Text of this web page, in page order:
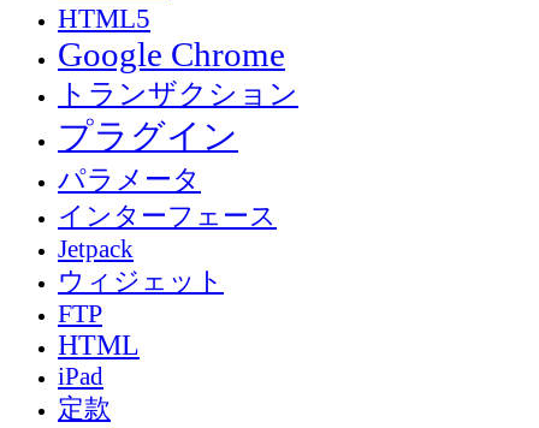
HTML5
Google Chrome
トランザクション
プラグイン
パラメータ
インターフェース
Jetpack
ウィジェット
FTP
HTML
iPad
定款